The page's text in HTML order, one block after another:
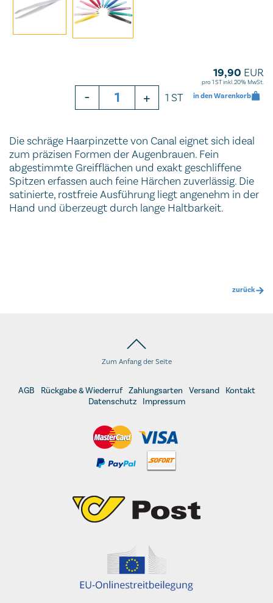
19,90 EUR
pro 1 ST inkl. 20% MwSt.
- + 1 ST in den Warenkorb
Die schräge Haarpinzette von Canal eignet sich ideal
zum präzisen Formen der Augenbrauen. Fein
abgestimmte Greifflächen und exakt geschliffene
Spitzen erfassen auch feine Härchen zuverlässig. Die
satinierte, rostfreie Ausführung liegt angenehm in der
Hand und überzeugt durch lange Haltbarkeit.
zurück
Zum Anfang der Seite
AGB Rückgabe & Wiederruf Zahlungsarten Versand
Kontakt
Datenschutz
Impressum